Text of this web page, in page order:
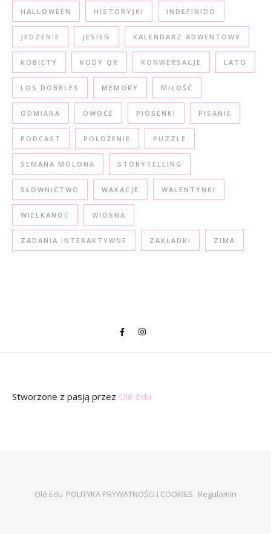
HALLOWEEN HISTORYJKI INDEFINIDO
JEDZENIE JESIEŃ KALENDARZ ADWENTOWY
KOBIETY KODY QR KONWERSACJE LATO
LOS DOBBLES MEMORY MIŁOŚĆ
ODMIANA OWOCE PIOSENKI PISANIE
PODCAST POŁOŻENIE PUZZLE
SEMANA MOLONA STORYTELLING
SŁOWNICTWO WAKACJE WALENTYNKI
WIELKANOC WIOSNA
ZADANIA INTERAKTYWNE ZAKŁADKI ZIMA
Stworzone z pasją przez Olé Edu
Olé Edu POLITYKA PRYWATNOŚCI I COOKIES Regulamin